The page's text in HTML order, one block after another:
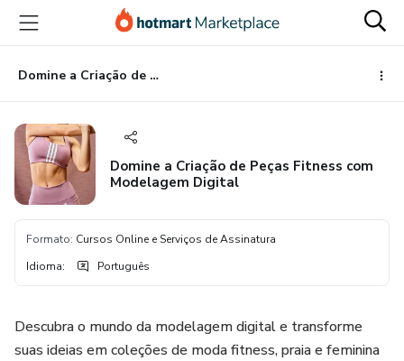
para
conteúdo
principal
para
pagamento
para
rodapé
Domine a Criação de Peças Fitness com Modelagem Digital
Domine a Criação de Peças Fitness com
Modelagem Digital
Formato: Cursos Online e Serviços de Assinatura
Idioma: Português
Descubra o mundo da modelagem digital e transforme
suas ideias em coleções de moda fitness, praia e feminina